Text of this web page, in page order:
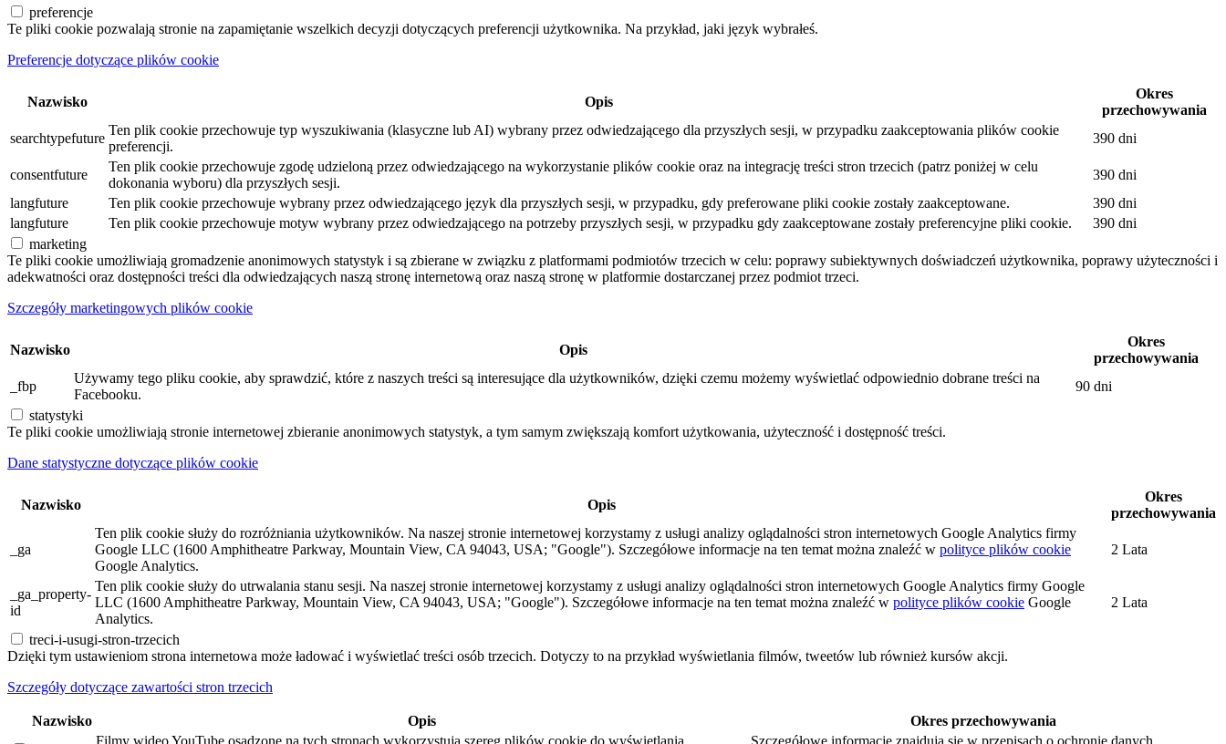
preferencje
Te pliki cookie pozwalają stronie na zapamiętanie wszelkich decyzji dotyczących preferencji użytkownika. Na przykład, jaki język wybrałeś.
Preferencje dotyczące plików cookie
Nazwisko Opis
Okres
przechowywania
searchtypefuture
Ten plik cookie przechowuje typ wyszukiwania (klasyczne lub AI) wybrany przez odwiedzającego dla przyszłych sesji, w przypadku zaakceptowania plików cookie
preferencji.
390 dni
consentfuture
Ten plik cookie przechowuje zgodę udzieloną przez odwiedzającego na wykorzystanie plików cookie oraz na integrację treści stron trzecich (patrz poniżej w celu
dokonania wyboru) dla przyszłych sesji.
390 dni
langfuture
Ten plik cookie przechowuje wybrany przez odwiedzającego język dla przyszłych sesji, w przypadku, gdy preferowane pliki cookie zostały zaakceptowane.
390 dni
langfuture
Ten plik cookie przechowuje motyw wybrany przez odwiedzającego na potrzeby przyszłych sesji, w przypadku gdy zaakceptowane zostały preferencyjne pliki cookie.
390 dni
marketing
Te pliki cookie umożliwiają gromadzenie anonimowych statystyk i są zbierane w związku z platformami podmiotów trzecich w celu: poprawy subiektywnych doświadczeń użytkownika, poprawy użyteczności i
adekwatności oraz dostępności treści dla odwiedzających naszą stronę internetową oraz naszą stronę w platformie dostarczanej przez podmiot trzeci.
Szczegóły marketingowych plików cookie
Nazwisko Opis
Okres
przechowywania
_fbp
Używamy tego pliku cookie, aby sprawdzić, które z naszych treści są interesujące dla użytkowników, dzięki czemu możemy wyświetlać odpowiednio dobrane treści na
Facebooku.
90 dni
statystyki
Te pliki cookie umożliwiają stronie internetowej zbieranie anonimowych statystyk, a tym samym zwiększają komfort użytkowania, użyteczność i dostępność treści.
Dane statystyczne dotyczące plików cookie
Nazwisko Opis
Okres
przechowywania
_ga
Ten plik cookie służy do rozróżniania użytkowników. Na naszej stronie internetowej korzystamy z usługi analizy oglądalności stron internetowych Google Analytics firmy
Google LLC (1600 Amphitheatre Parkway, Mountain View, CA 94043, USA; "Google"). Szczegółowe informacje na ten temat można znaleźć w polityce plików cookie
Google Analytics.
2 Lata
_ga_property-
id
Ten plik cookie służy do utrwalania stanu sesji. Na naszej stronie internetowej korzystamy z usługi analizy oglądalności stron internetowych Google Analytics firmy Google
LLC (1600 Amphitheatre Parkway, Mountain View, CA 94043, USA; "Google"). Szczegółowe informacje na ten temat można znaleźć w polityce plików cookie Google
Analytics.
2 Lata
treci-i-usugi-stron-trzecich
Dzięki tym ustawieniom strona internetowa może ładować i wyświetlać treści osób trzecich. Dotyczy to na przykład wyświetlania filmów, tweetów lub również kursów akcji.
Szczegóły dotyczące zawartości stron trzecich
Nazwisko Opis
Okres przechowywania
Filmy wideo YouTube osadzone na tych stronach wykorzystują szereg plików cookie do wyświetlania.
Szczegółowe informacje znajdują się w przepisach o ochronie danych